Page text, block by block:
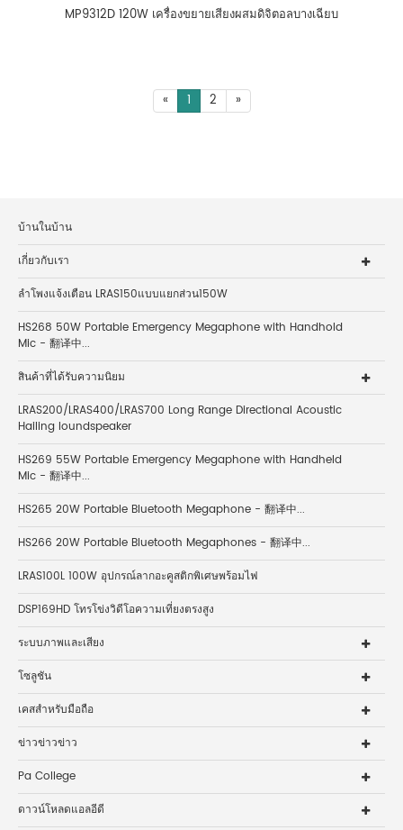
MP9312D 120W เครื่องขยายเสียงผสมดิจิตอลบางเฉียบ
« 1 2 »
บ้านในบ้าน
เกี่ยวกับเรา
ลำโพงแจ้งเตือน LRAS150แบบแยกส่วน150W
HS268 50W Portable Emergency Megaphone with Handhold
Mic - 翻译中...
สินค้าที่ได้รับความนิยม
LRAS200/LRAS400/LRAS700 Long Range Directional Acoustic
Hailing loundspeaker
HS269 55W Portable Emergency Megaphone with Handheld
Mic - 翻译中...
HS265 20W Portable Bluetooth Megaphone - 翻译中...
HS266 20W Portable Bluetooth Megaphones - 翻译中...
LRAS100L 100W อุปกรณ์ลากอะคูสติกพิเศษพร้อมไฟ
DSP169HD โทรโข่งวิดีโอความเที่ยงตรงสูง
ระบบภาพและเสียง
โซลูชัน
เคสสำหรับมือถือ
ข่าวข่าวข่าว
Pa College
ดาวน์โหลดแอลอีดี